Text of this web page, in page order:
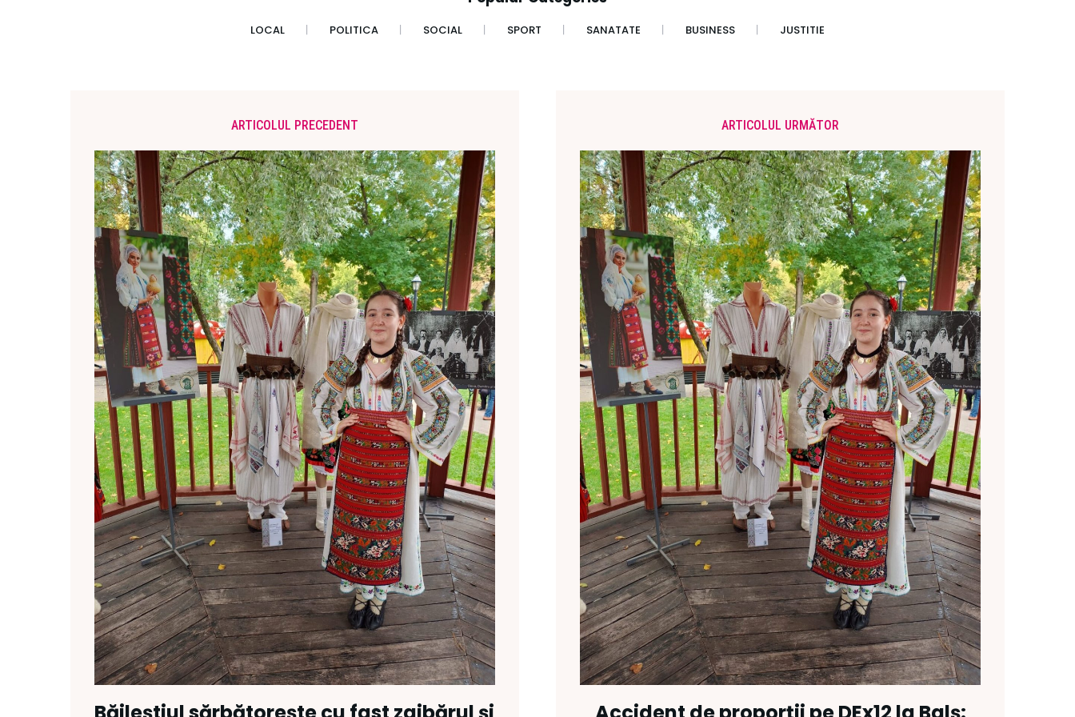
LOCAL POLITICA SOCIAL SPORT SANATATE BUSINESS JUSTITIE
ARTICOLUL PRECEDENT ARTICOLUL URMĂTOR